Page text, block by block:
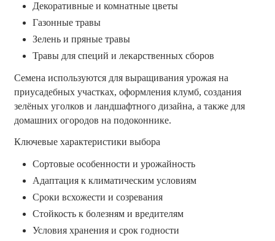
Декоративные и комнатные цветы
Газонные травы
Зелень и пряные травы
Травы для специй и лекарственных сборов
Семена используются для выращивания урожая на
приусадебных участках, оформления клумб, создания
зелёных уголков и ландшафтного дизайна, а также для
домашних огородов на подоконнике.
Ключевые характеристики выбора
Сортовые особенности и урожайность
Адаптация к климатическим условиям
Сроки всхожести и созревания
Стойкость к болезням и вредителям
Условия хранения и срок годности